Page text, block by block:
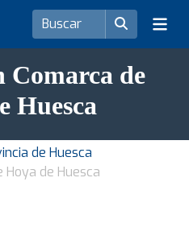
Comarca de
Huesca
de Huesca
Hoya de Huesca